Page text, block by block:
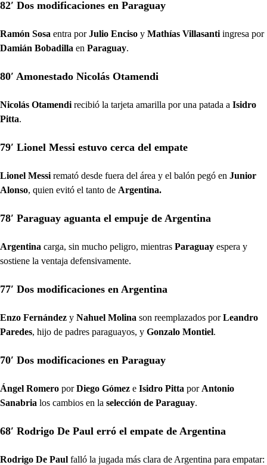
82′ Dos modificaciones en Paraguay
Ramón Sosa entra porJulio Enciso y Mathías Villasanti ingresa por
Damián Bobadilla en Paraguay.
80′ Amonestado Nicolás Otamendi
Nicolás Otamendi recibió la tarjeta amarilla por una patada a Isidro
Pitta.
79′ Lionel Messi estuvo cerca del empate
Lionel Messi remató desde fuera del área y el balón pegó en Junior
Alonso, quien evitó el tanto de Argentina.
78′ Paraguay aguanta el empuje de Argentina
Argentina carga, sin mucho peligro, mientras Paraguay espera y
sostiene la ventaja defensivamente.
77′ Dos modificaciones en Argentina
Enzo Fernández y Nahuel Molina son reemplazados porLeandro
Paredes, hijo de padres paraguayos, y Gonzalo Montiel.
70′ Dos modificaciones en Paraguay
Ángel Romero porDiego Gómez e Isidro Pitta por Antonio
Sanabria los cambios en la selección de Paraguay.
68′ Rodrigo De Paul erró el empate de Argentina
Rodrigo De Paul falló la jugada más clara de Argentina para empatar: